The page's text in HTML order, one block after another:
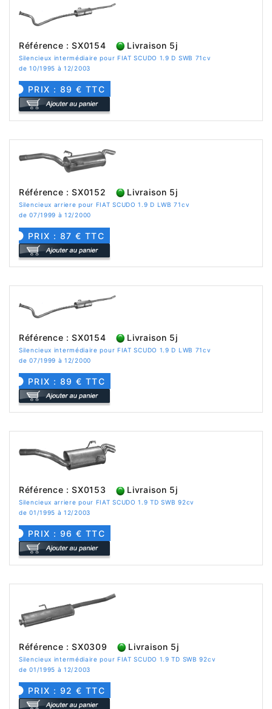
Référence : SX0154 Livraison 5j
Silencieux intermédiaire pour FIAT SCUDO 1.9 D SWB 71cv
de 10/1995 à 12/2003
PRIX : 89 € TTC
Référence : SX0152 Livraison 5j
Silencieux arriere pour FIAT SCUDO 1.9 D LWB 71cv
de 07/1999 à 12/2000
PRIX : 87 € TTC
Référence : SX0154 Livraison 5j
Silencieux intermédiaire pour FIAT SCUDO 1.9 D LWB 71cv
de 07/1999 à 12/2000
PRIX : 89 € TTC
Référence : SX0153 Livraison 5j
Silencieux arriere pour FIAT SCUDO 1.9 TD SWB 92cv
de 01/1995 à 12/2003
PRIX : 96 € TTC
Référence : SX0309 Livraison 5j
Silencieux intermédiaire pour FIAT SCUDO 1.9 TD SWB 92cv
de 01/1995 à 12/2003
PRIX : 92 € TTC